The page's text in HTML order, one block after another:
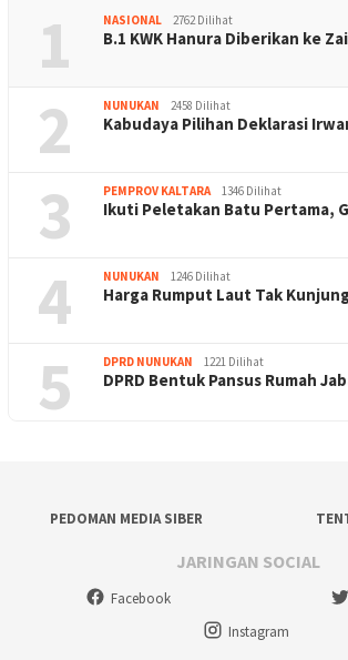
1 NASIONAL 2762 Dilihat
B.1 KWK Hanura Diberikan ke
2 NUNUKAN 2458 Dilihat
Kabudaya Pilihan Deklarasi
3 PEMPROV KALTARA 1346 Dilihat
Ikuti Peletakan Batu Pertama,
4 NUNUKAN 1246 Dilihat
Harga Rumput Laut Tak
5 DPRD NUNUKAN 1221 Dilihat
DPRD Bentuk Pansus Rumah
PEDOMAN MEDIA SIBER
JARINGAN SOCIAL
Facebook
Instagram